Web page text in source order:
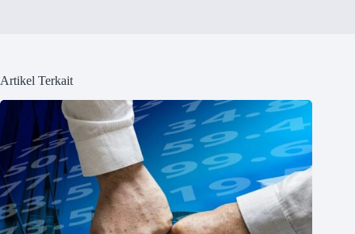
Artikel Terkait